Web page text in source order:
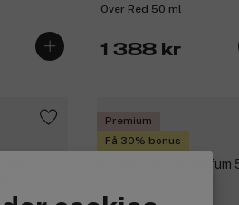
Over Red 50 ml
1 388 kr
Premium
Få 30% bonus